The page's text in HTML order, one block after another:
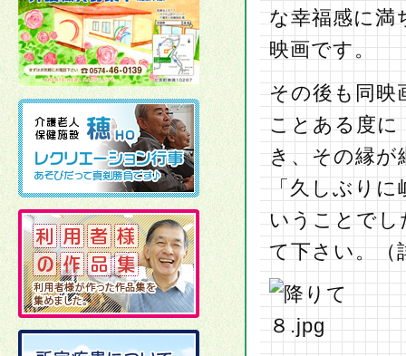
な幸福感に満
映画です。
その後も同映
ことある度に
き、その縁が
「久しぶりに
いうことでし
て下さい。（